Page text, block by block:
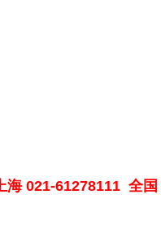
上海021-61278111 全国